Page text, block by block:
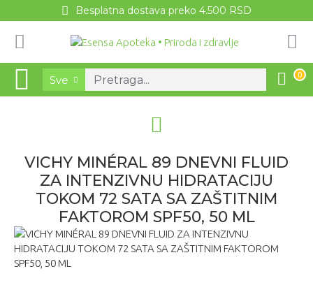
Besplatna dostava preko 4.500 RSD
Sve 0
VICHY MINÉRAL 89 DNEVNI FLUID
ZA INTENZIVNU HIDRATACIJU
TOKOM 72 SATA SA ZAŠTITNIM
FAKTOROM SPF50, 50 ML